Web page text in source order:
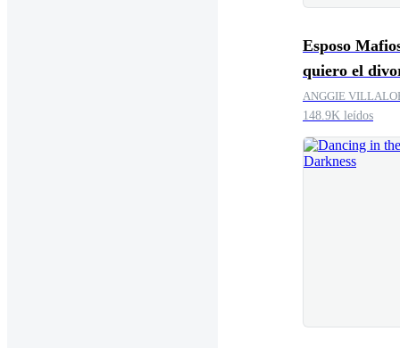
Esposo
quiero el
ANGGIE
148.9K leídos